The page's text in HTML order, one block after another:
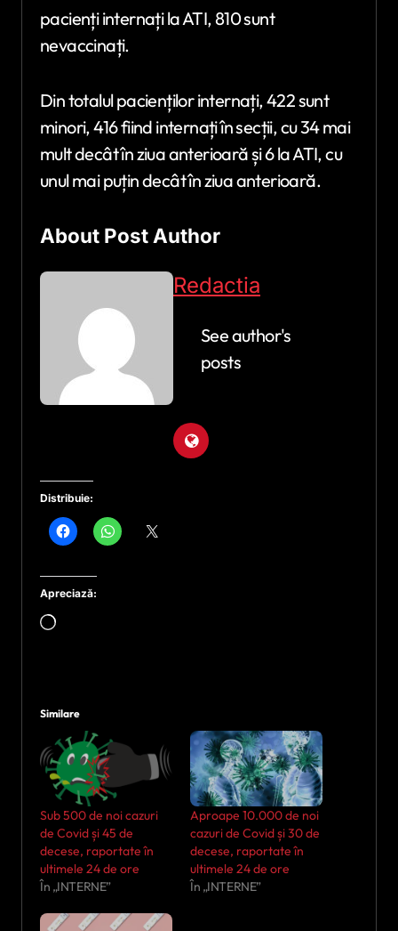
pacienți internați la ATI, 810 sunt
nevaccinați.
Din totalul pacienților internați, 422 sunt
minori, 416 fiind internați în secții, cu 34 mai
mult decât în ziua anterioară și 6 la ATI, cu
unul mai puțin decât în ziua anterioară.
About Post Author
Redactia
See author's
posts
Distribuie:
Apreciază:
Încarc...
Similare
Sub 500 de noi cazuri
de Covid și 45 de
decese, raportate în
ultimele 24 de ore
În „INTERNE”
Aproape 10.000 de noi
cazuri de Covid și 30 de
decese, raportate în
ultimele 24 de ore
În „INTERNE”